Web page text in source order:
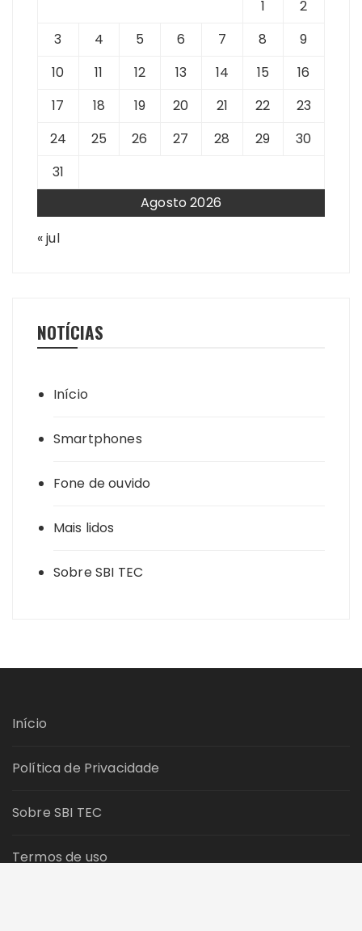
Agosto 2026
1
2
3
4 5 6 7 8
9
10
11 12 13 14 15
16
17
18 19 20 21 22
23
24
25 26 27 28 29
30
31
« jul
NOTÍCIAS
Início
Smartphones
Fone de ouvido
Mais lidos
Sobre SBI TEC
Início
Política de Privacidade
Sobre SBI TEC
Termos de uso